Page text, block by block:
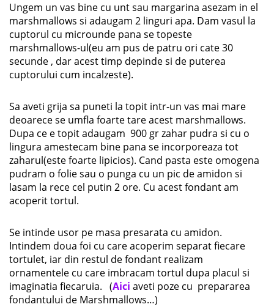
Ungem un vas bine cu unt sau margarina asezam in el
marshmallows si adaugam 2 linguri apa. Dam vasul la
cuptorul cu microunde pana se topeste
marshmallows-ul(eu am pus de patru ori cate 30
secunde , dar acest timp depinde si de puterea
cuptorului cum incalzeste).
Sa aveti grija sa puneti la topit intr-un vas mai mare
deoarece se umfla foarte tare acest marshmallows.
Dupa ce e topit adaugam 900 gr zahar pudra si cu o
lingura amestecam bine pana se incorporeaza tot
zaharul(este foarte lipicios). Cand pasta este omogena
pudram o folie sau o punga cu un pic de amidon si
lasam la rece cel putin 2 ore. Cu acest fondant am
acoperit tortul.
Se intinde usor pe masa presarata cu amidon.
Intindem doua foi cu care acoperim separat fiecare
tortulet, iar din restul de fondant realizam
ornamentele cu care imbracam tortul dupa placul si
imaginatia fiecaruia. (Aici aveti poze cu prepararea
fondantului de Marshmallows…)